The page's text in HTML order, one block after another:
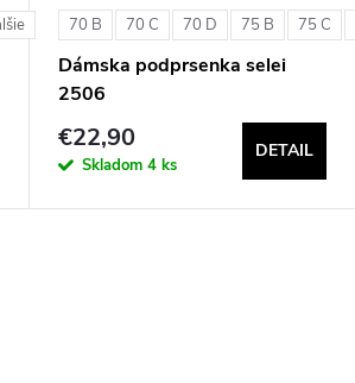
70 B 70 C 70 D 75 B 75 C
Dámska podprsenka selei
2506
€22,90
Skladom4 ks
DETAIL